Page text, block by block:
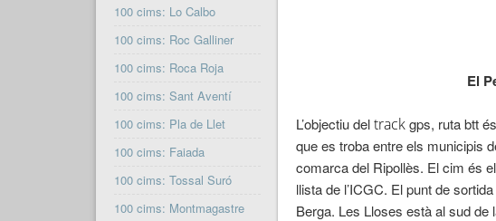
El
L’objectiu deltrack gps, rutabtt
que es troba entre els municipis
comarca del Ripollès. El cim és
llista de l’ICGC. El punt de
Berga. Les Lloses està al sud
100 cims: Lo Calbo
100 cims: Roc Galliner
100 cims: Roca Roja
100 cims: Sant Aventí
100 cims: Pla de Llet
100 cims: Faiada
100 cims: Tossal Suró
100 cims: Montmagastre